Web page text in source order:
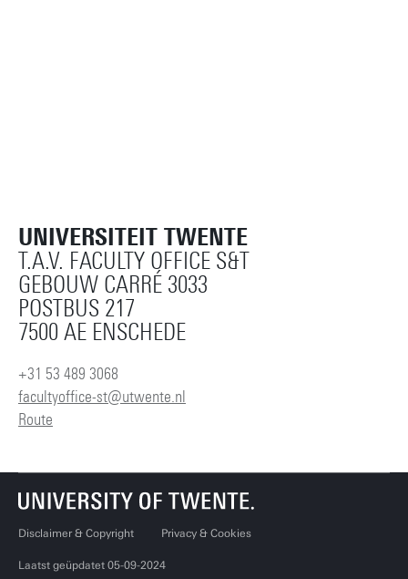
UNIVERSITEIT TWENTE
T.A.V. FACULTY OFFICE S&T
GEBOUW CARRÉ 3033
POSTBUS 217
7500 AE ENSCHEDE
+31 53 489 3068
facultyoffice-st@utwente.nl
Route
Disclaimer & Copyright Privacy & Cookies
Laatst geüpdatet 05-09-2024